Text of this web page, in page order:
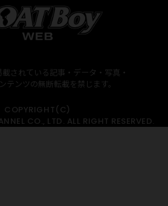
されている記事・データ・写真・
テンツの無断転載を禁じます。
COPYRIGHT(C)
CO., LTD. ALL RIGHT RESERVED.